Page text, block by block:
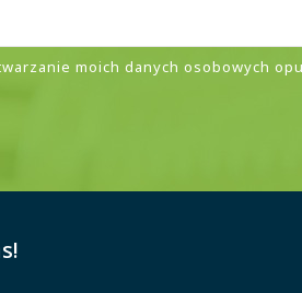
moich danych osobowych